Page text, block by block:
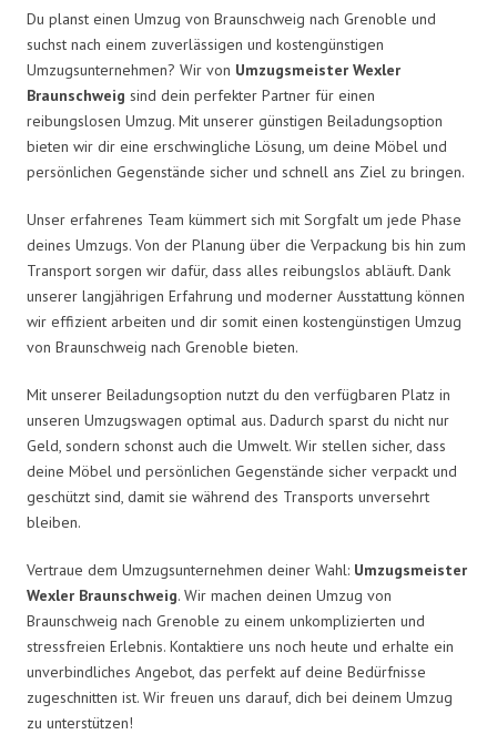
Du planst einen Umzug von Braunschweig nach Grenoble und
suchst nach einem zuverlässigen und kostengünstigen
Umzugsunternehmen? Wir von Umzugsmeister Wexler
Braunschweig sind dein perfekter Partner für einen
reibungslosen Umzug. Mit unserer günstigen Beiladungsoption
bieten wir dir eine erschwingliche Lösung, um deine Möbel und
persönlichen Gegenstände sicher und schnell ans Ziel zu bringen.
Unser erfahrenes Team kümmert sich mit Sorgfalt um jede Phase
deines Umzugs. Von der Planung über die Verpackung bis hin zum
Transport sorgen wir dafür, dass alles reibungslos abläuft. Dank
unserer langjährigen Erfahrung und moderner Ausstattung können
wir effizient arbeiten und dir somit einen kostengünstigen Umzug
von Braunschweig nach Grenoble bieten.
Mit unserer Beiladungsoption nutzt du den verfügbaren Platz in
unseren Umzugswagen optimal aus. Dadurch sparst du nicht nur
Geld, sondern schonst auch die Umwelt. Wir stellen sicher, dass
deine Möbel und persönlichen Gegenstände sicher verpackt und
geschützt sind, damit sie während des Transports unversehrt
bleiben.
Vertraue dem Umzugsunternehmen deiner Wahl: Umzugsmeister
Wexler Braunschweig. Wir machen deinen Umzug von
Braunschweig nach Grenoble zu einem unkomplizierten und
stressfreien Erlebnis. Kontaktiere uns noch heute und erhalte ein
unverbindliches Angebot, das perfekt auf deine Bedürfnisse
zugeschnitten ist. Wir freuen uns darauf, dich bei deinem Umzug
zu unterstützen!